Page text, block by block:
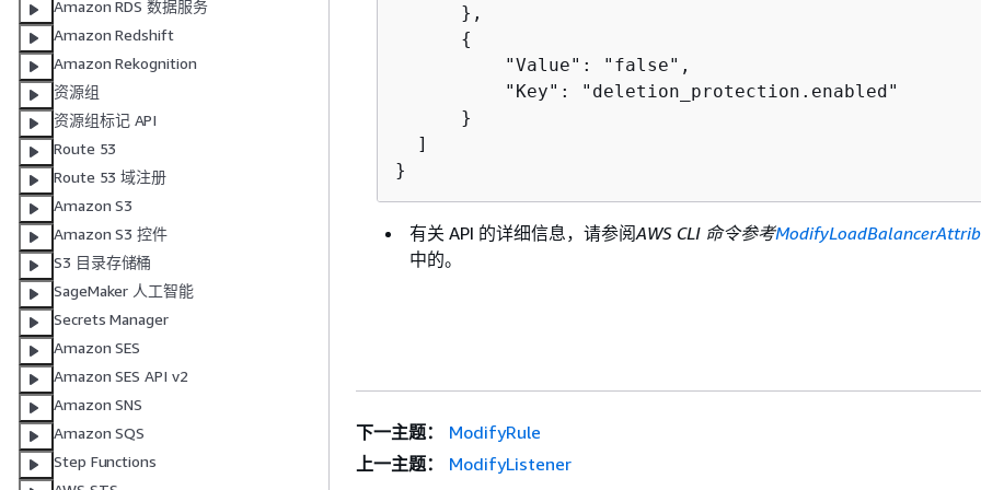
Amazon RDS 数据服务
Amazon Redshift
Amazon Rekognition
资源组
资源组标记 API
Route 53
Route 53 域注册
Amazon S3
Amazon S3 控件
S3 目录存储桶
SageMaker 人工智能
Secrets Manager
Amazon SES
Amazon SES API v2
Amazon SNS
Amazon SQS
Step Functions
      },
{
          "Value": "false",
          "Key": "deletion_protection.enabled"
      }
  ]
}
有关 API 的详细信息，请参阅AWS CLI 命令参考
中的。
下一主题：
ModifyRule
上一主题：
ModifyListener